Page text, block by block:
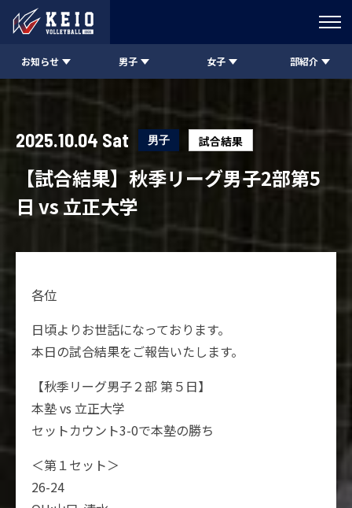
お知らせ 男子 女子 部紹介
2025.10.04 Sat 男子 試合結果
【試合結果】秋季リーグ男子2部第5
日 vs 立正大学
各位
日頃よりお世話になっております。
本日の試合結果をご報告いたします。
【秋季リーグ男子２部 第５日】
本塾 vs 立正大学
セットカウント3-0で本塾の勝ち
＜第１セット＞
26-24